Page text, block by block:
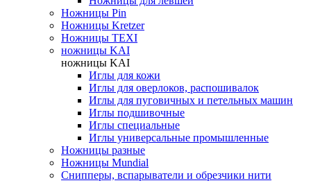
Ножницы Pin
Ножницы Kretzer
Ножницы TEXI
ножницы KAI
ножницы KAI
Иглы для кожи
Иглы для оверлоков, распошивалок
Иглы для пуговичных и петельных машин
Иглы подшивочные
Иглы специальные
Иглы универсальные промышленные
Ножницы разные
Ножницы Mundial
Снипперы, вспарыватели и обрезчики нити